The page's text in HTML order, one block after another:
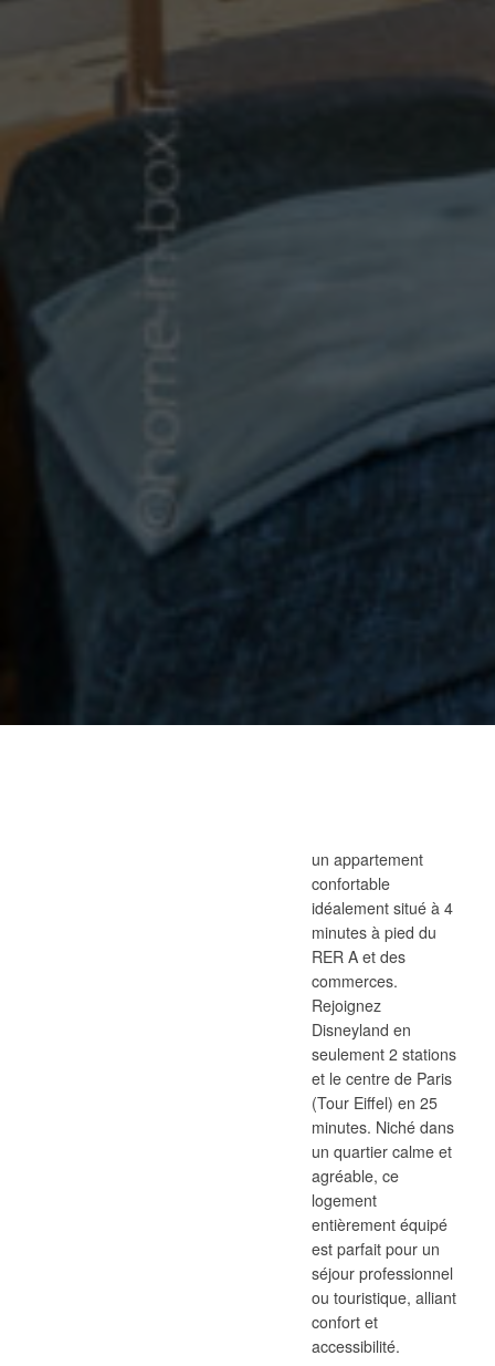
un appartement
confortable
idéalement situé à 4
minutes à pied du
RER A et des
commerces.
Rejoignez
Disneyland en
seulement 2 stations
et le centre de Paris
(Tour Eiffel) en 25
minutes. Niché dans
un quartier calme et
agréable, ce
logement
entièrement équipé
est parfait pour un
séjour professionnel
ou touristique, alliant
confort et
accessibilité.